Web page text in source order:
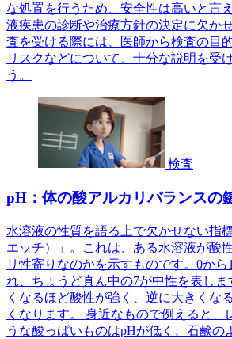
な処置を行うため、安全性は高いと言
液疾患の診断や治療方針の決定に欠か
査を受ける際には、医師から検査の目
リスクなどについて、十分な説明を受
う。
検査
pH：体の酸アルカリバランスの
水溶液の性質を語る上で欠かせない指
エッチ）」。これは、ある水溶液が酸
リ性寄りなのかを示すものです。0から
れ、ちょうど真ん中の7が中性を表しま
くなるほど酸性が強く、逆に大きくな
くなります。 身近なもので例えると、
うな酸っぱいものはpHが低く、石鹸の